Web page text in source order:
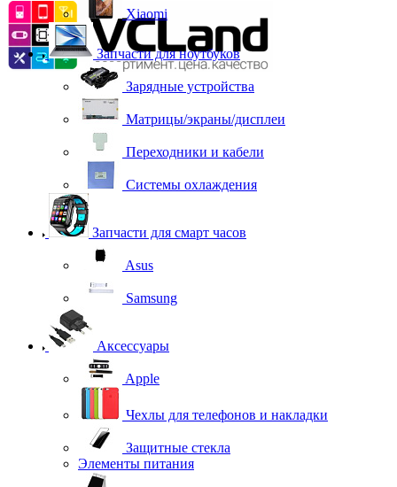
Xiaomi
Запчасти для ноутбуков
Зарядные устройства
Матрицы/экраны/дисплеи
Переходники и кабели
Системы охлаждения
Запчасти для смарт часов
Asus
Samsung
Аксессуары
Apple
Чехлы для телефонов и накладки
Защитные стекла
Элементы питания